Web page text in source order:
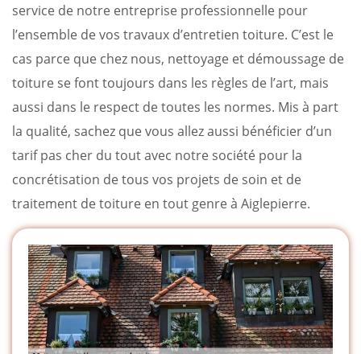
service de notre entreprise professionnelle pour
l’ensemble de vos travaux d’entretien toiture. C’est le
cas parce que chez nous, nettoyage et démoussage de
toiture se font toujours dans les règles de l’art, mais
aussi dans le respect de toutes les normes. Mis à part
la qualité, sachez que vous allez aussi bénéficier d’un
tarif pas cher du tout avec notre société pour la
concrétisation de tous vos projets de soin et de
traitement de toiture en tout genre à Aiglepierre.